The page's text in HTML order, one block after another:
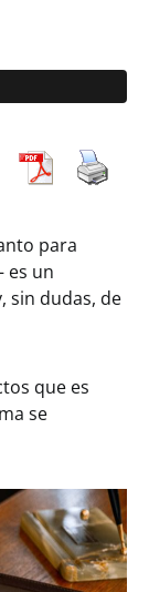
para
es un
sin dudas, de
que es
se